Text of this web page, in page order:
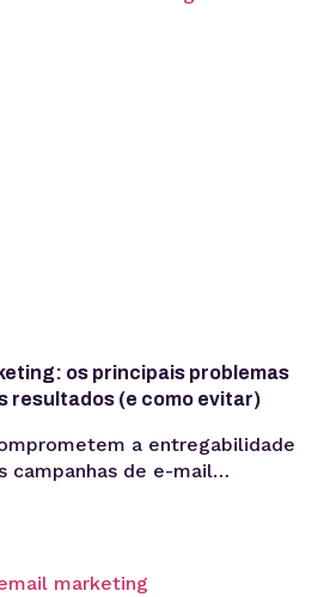
os principais problemas
resultados (e como evitar)
a entregabilidade
campanhas de e-mail
dados. O e-mail marketing
operações apresentam